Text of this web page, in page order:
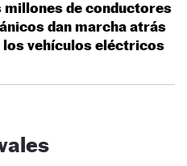
millones de conductores
dan marcha atrás
los vehículos eléctricos